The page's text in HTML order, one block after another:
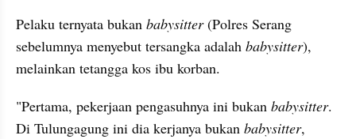
Pelaku ternyata bukan babysitter (Polres Serang
sebelumnya menyebut tersangka adalah babysitter),
melainkan tetangga kos ibu korban.
"Pertama, pekerjaan pengasuhnya ini bukan babysitter.
Di Tulungagung ini dia kerjanya bukan babysitter,